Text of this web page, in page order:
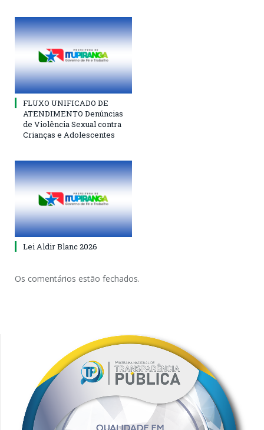
FLUXO UNIFICADO DE
ATENDIMENTO Denúncias
de Violência Sexual contra
Crianças e Adolescentes
Lei Aldir Blanc 2026
Os comentários estão fechados.